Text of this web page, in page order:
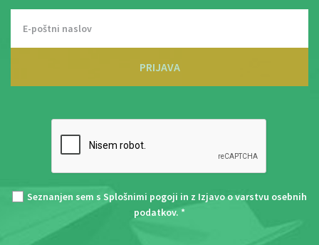
PRIJAVA
Seznanjen sem s Splošnimi pogoji in z Izjavo o varstvu osebnih
podatkov. *